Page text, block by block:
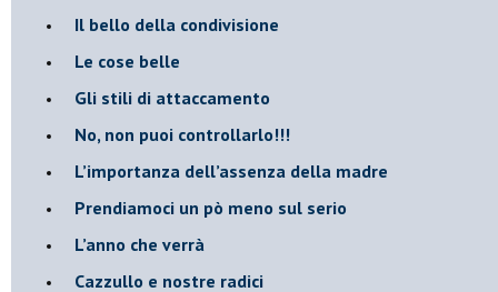
​Il bello della condivisione
Le cose belle
​Gli stili di attaccamento
No, non puoi controllarlo!!!
​L’importanza dell’assenza della madre
​Prendiamoci un pò meno sul serio
​L’anno che verrà
​Cazzullo e nostre radici